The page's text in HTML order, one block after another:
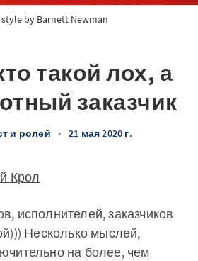
by Barnett Newman
такой лох, а
заказчик
и ролей • 21 мая 2020 г.
Крол
исполнителей, заказчиков
Несколько мыслей,
на более, чем